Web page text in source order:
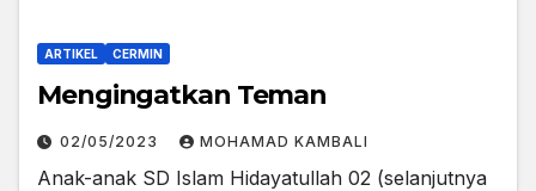
ARTIKEL CERMIN
Mengingatkan Teman
02/05/2023 MOHAMAD KAMBALI
Anak-anak SD Islam Hidayatullah 02 (selanjutnya